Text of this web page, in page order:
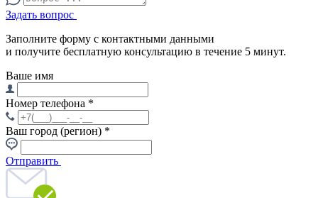
Задать вопрос
Заполните форму с контактными данными
и получите бесплатную консультацию в течение 5 минут.
Ваше имя
Номер телефона *
Ваш город (регион) *
Отправить